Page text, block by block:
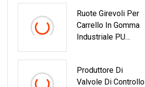
Ruote Girevoli Per
Carrello In Gomma
Industriale PU
Produttore Di
Valvole Di Controllo